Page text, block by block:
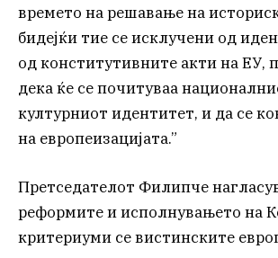
времето на решавање на
бидејќи тие се исклучени од
од конститутивните акти на ЕУ,
дека ќе се почитуваа
културниот идентитет, и да се
на европеизацијата.”
Претседателот Филипче
реформите и исполнувањето на
критериуми се вистинските